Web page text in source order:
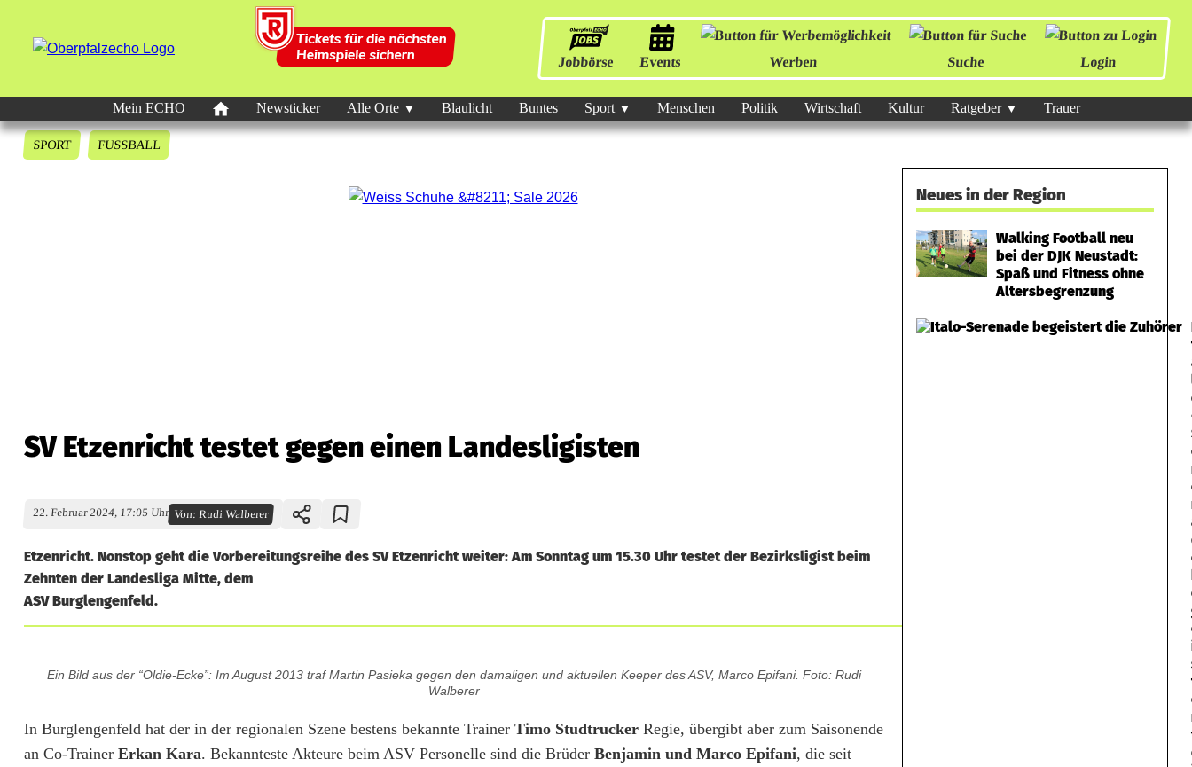
Jobbörse Events Werben Suche Login
Mein ECHO Newsticker Alle Orte Blaulicht Buntes Sport Menschen Politik Wirtschaft Kultur Ratgeber Trauer
SPORT FUSSBALL
SV Etzenricht testet gegen einen Landesligisten
22. Februar 2024, 17:05 Uhr Von:Rudi Walberer
Etzenricht. Nonstop geht die Vorbereitungsreihe des SV Etzenricht weiter: Am Sonntag um 15.30 Uhr testet der Bezirksligist beim
Zehnten der Landesliga Mitte, dem
ASV Burglengenfeld.
E
t
Ein Bild aus der “Oldie-Ecke”: Im August 2013 traf Martin Pasieka gegen den damaligen und aktuellen Keeper des ASV, Marco Epifani. Foto: Rudi
Walberer
In Burglengenfeld hat der in der regionalen Szene bestens bekannte Trainer Timo Studtrucker Regie, übergibt aber zum Saisonende
an Co-Trainer Erkan Kara. Bekannteste Akteure beim ASV Personelle sind die Brüder Benjamin und Marco Epifani, die seit
Neues in der Region
Walking Football neu
bei der DJK Neustadt:
Spaß und Fitness ohne
Altersbegrenzung